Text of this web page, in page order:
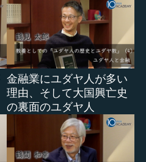
金融業にユダヤ人が多い
理由、そして大国興亡史
の裏面のユダヤ人